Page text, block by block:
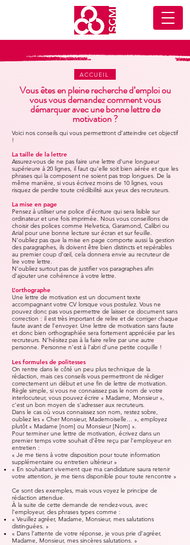
ACCUEIL
Vous êtes en pleine recherche d’emploi ou
vous vous demandez comment vous
démarquer avec une bonne lettre de
motivation ?
Voici nos conseils qui vous permettront d’atteindre cet objectif
!
La taille de la lettre
Assurez-vous de ne pas faire une lettre d’une longueur
supérieure à 20 lignes, il faut qu’elle soit bien aérée et que les
phrases qui la composent ne soient pas trop longues. De la
même manière, si vous écrivez moins de 10 lignes, vous
risquez de perdre toute crédibilité aux yeux des recruteurs.​
La mise en page
Pensez à utiliser une police d’écriture qui sera lisible sur
ordinateur et une fois imprimée. Nous vous conseillons de
choisir des polices comme Helvetica, Garamond, Calibri ou
Arial pour une bonne lecture sur écran et sur feuille.
N’oubliez pas que la mise en page comporte aussi la gestion
des paragraphes, ils doivent être bien distincts et repérables
au premier coup d’œil, cela donnera envie au recruteur de
lire votre lettre.
N’oubliez surtout pas de justifier vos paragraphes afin
d’ajouter une cohérence à votre lettre.
L’orthographe
Une lettre de motivation est un document texte
accompagnant votre CV lorsque vous postulez. Vous ne
pouvez donc pas vous permettre de laisser ce document sans
correction : il est très important de relire et de corriger chaque
faute avant de l’envoyer. Une lettre de motivation sans faute
et donc bien orthographiée sera fortement appréciée par les
recruteurs. N’hésitez pas à la faire relire par une autre
personne. Personne n’est à l’abri d’une petite coquille !
Les formules de politesses
On rentre dans le côté un peu plus technique de la
rédaction, mais ces conseils vous permettront de rédiger
correctement un début et une fin de lettre de motivation.
Règle simple, si vous ne connaissez pas le nom de votre
interlocuteur, vous pouvez écrire « Madame, Monsieur »,
c’est un bon moyen de s’adresser aux recruteurs.
Dans le cas où vous connaissez son nom, restez sobre,
oubliez les « Cher Monsieur, Mademoiselle… », employez
plutôt « Madame [nom] ou Monsieur [Nom] ».
Pour terminer une lettre de motivation, écrivez dans un
premier temps votre souhait d’être reçu par l’employeur en
entretien :
« Je me tiens à votre disposition pour toute information
supplémentaire ou entretien ultérieur »
« En souhaitant vivement que ma candidature saura retenir
votre attention, je me tiens disponible pour toute rencontre »
Ce sont des exemples, mais vous voyez le principe de
rédaction attendue.
À la suite de cette demande de rendez-vous, avec
l’employeur, des phrases types comme :
« Veuillez agréer, Madame, Monsieur, mes salutations
distinguées. »
« Dans l’attente de votre réponse, je vous prie d’agréer,
Madame, Monsieur, mes sincères salutations. »